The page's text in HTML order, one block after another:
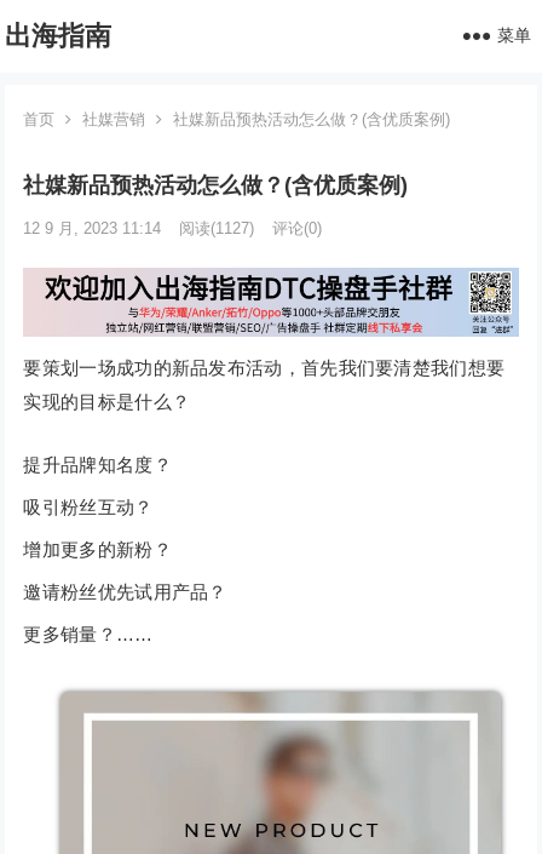
出海指南 菜单
首页 社媒营销 社媒新品预热活动怎么做？(含优质案例)
社媒新品预热活动怎么做？(含优质案例)
12 9 月, 2023 11:14 阅读(1127) 评论(0)
要策划一场成功的新品发布活动，首先我们要清楚我们想要
实现的目标是什么？
提升品牌知名度？
吸引粉丝互动？
增加更多的新粉？
邀请粉丝优先试用产品？
更多销量？……